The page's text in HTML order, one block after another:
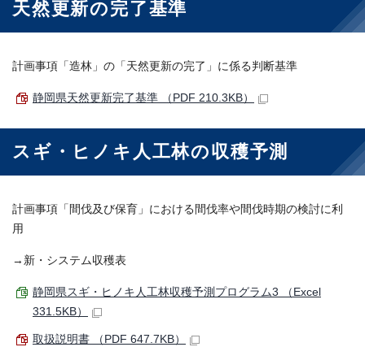
天然更新の完了基準
計画事項「造林」の「天然更新の完了」に係る判断基準
静岡県天然更新完了基準 （PDF 210.3KB）
スギ・ヒノキ人工林の収穫予測
計画事項「間伐及び保育」における間伐率や間伐時期の検討に利
用
→新・システム収穫表
静岡県スギ・ヒノキ人工林収穫予測プログラム3 （Excel
331.5KB）
取扱説明書 （PDF 647.7KB）